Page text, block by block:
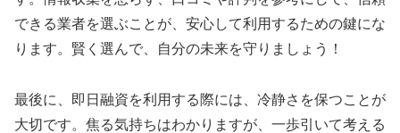
できる業者を選ぶことが、安心して利用するための鍵にな
ります。賢く選んで、自分の未来を守りましょう！
最後に、即日融資を利用する際には、冷静さを保つことが
大切です。焦る気持ちはわかりますが、一歩引いて考える